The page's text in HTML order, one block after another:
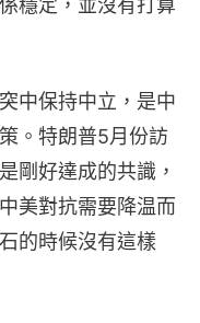
穩定，並沒有打算
中保持中立，是中
。特朗普5月份訪
剛好達成的共識，
美對抗需要降温而
的時候沒有這樣